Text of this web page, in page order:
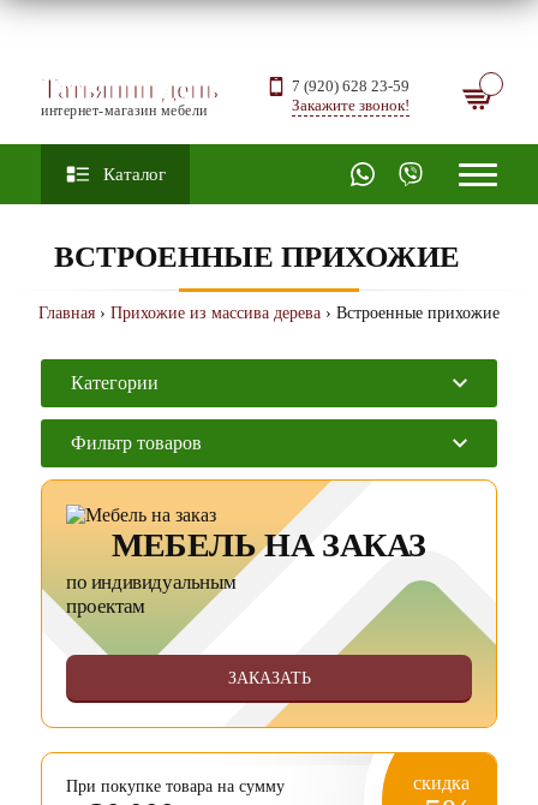
Татьянин день
интернет-магазин мебели
7 (920) 628 23-59
Закажите звонок!
Каталог
ВСТРОЕННЫЕ ПРИХОЖИЕ
Главная › Прихожие из массива дерева › Встроенные прихожие
Категории
Фильтр товаров
МЕБЕЛЬ НА ЗАКАЗ
по индивидуальным
проектам
ЗАКАЗАТЬ
При покупке товара на сумму скидка